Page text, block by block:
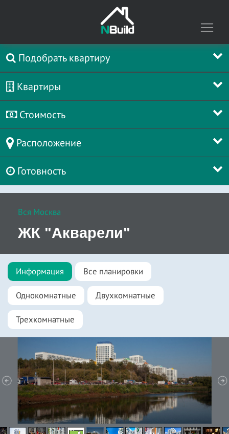
Подобрать квартиру
Квартиры
Стоимость
Расположение
Готовность
Вся Москва
ЖК "Акварели"
Информация Все планировки
Однокомнатные Двухкомнатные
Трехкомнатные